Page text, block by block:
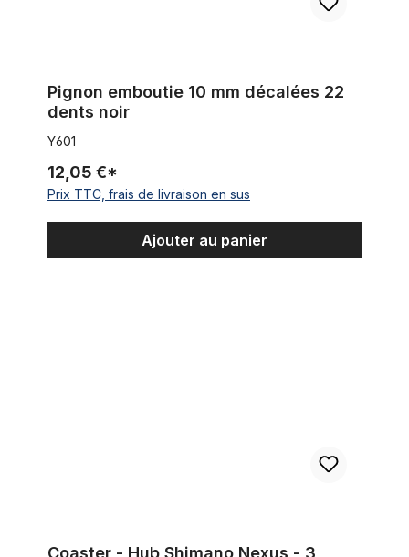
Pignon emboutie 10 mm décalées 22
dents noir
Y601
12,05 €*
Prix TTC, frais de livraison en sus
Ajouter au panier
Coaster - Hub Shimano Nexus - 3